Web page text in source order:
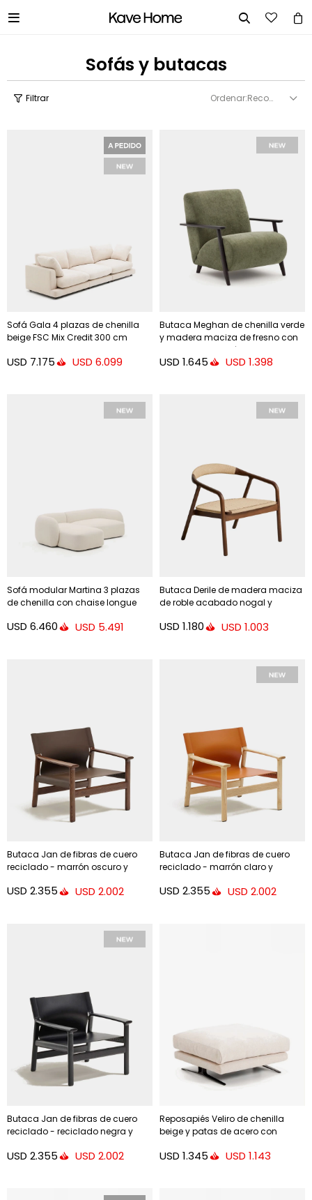
 
Sofás y butacas
Recomendados
Sofá Gala 4 plazas de chenilla
beige FSC Mix Credit 300 cm
USD 7.175 USD 6.099
Butaca Meghan de chenilla verde
y madera maciza de fresno con
acabado wengué
USD 1.645 USD 1.398
Sofá modular Martina 3 plazas
de chenilla con chaise longue
USD 6.460 USD 5.491
Butaca Derile de madera maciza
de roble acabado nogal y
USD 1.180 USD 1.003
Butaca Jan de fibras de cuero
reciclado - marrón oscuro y
acabado tono nogal FSC 100%
USD 2.355 USD 2.002
Butaca Jan de fibras de cuero
reciclado - marrón claro y
acabado tono natural FSC 100%
USD 2.355 USD 2.002
Butaca Jan de fibras de cuero
reciclado - reciclado negra y
acabado negro FSC 100%
USD 2.355 USD 2.002
Reposapiés Veliro de chenilla
beige y patas de acero con
Mix Credit
USD 1.345 USD 1.143